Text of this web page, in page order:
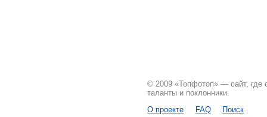
© 2009 «Топфотоп» — сайт, где
таланты и поклонники.
О проекте
FAQ
Поиск